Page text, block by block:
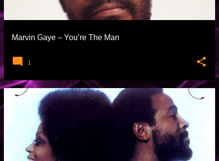
l
Marvin Gaye – You’re The Man
1